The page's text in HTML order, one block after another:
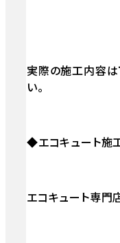
実際の施工内容は
い。
◆エコキュート施
エコキュート専門